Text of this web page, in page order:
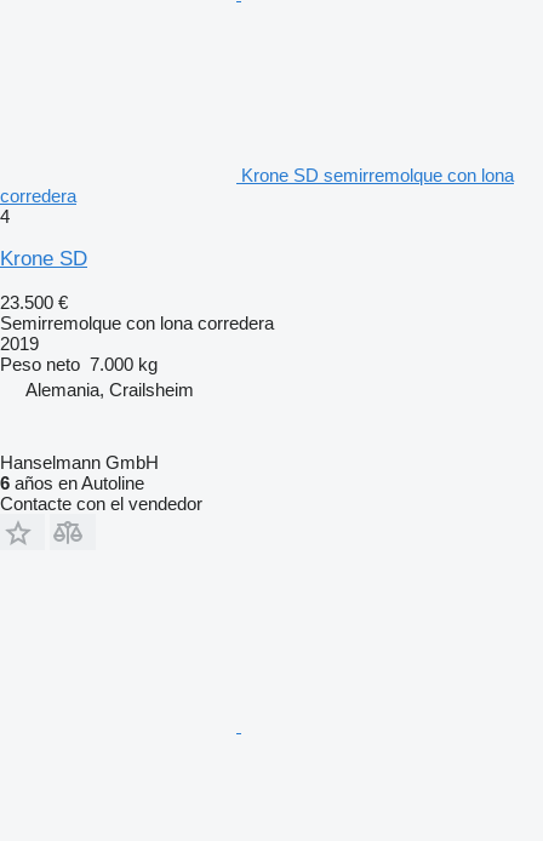
Krone SD semirremolque con lona
corredera
4
Krone SD
23.500 €
Semirremolque con lona corredera
2019
Peso neto 7.000 kg
Alemania, Crailsheim
Hanselmann GmbH
6 años en Autoline
Contacte con el vendedor